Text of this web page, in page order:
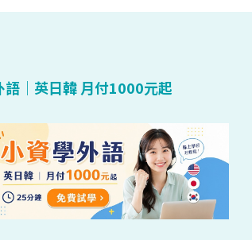
語｜英日韓 月付1000元起